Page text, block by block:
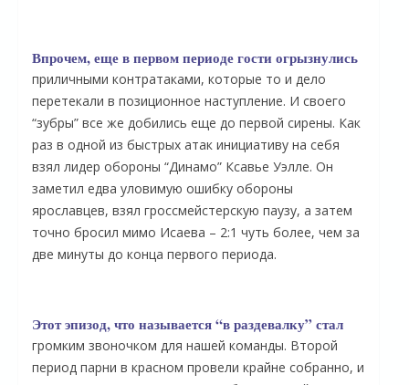
Впрочем, еще в первом периоде гости огрызнулись
приличными контратаками, которые то и дело
перетекали в позиционное наступление. И своего
“зубры” все же добились еще до первой сирены. Как
раз в одной из быстрых атак инициативу на себя
взял лидер обороны “Динамо” Ксавье Уэлле. Он
заметил едва уловимую ошибку обороны
ярославцев, взял гроссмейстерскую паузу, а затем
точно бросил мимо Исаева – 2:1 чуть более, чем за
две минуты до конца первого периода.
Этот эпизод, что называется “в раздевалку” стал
громким звоночком для нашей команды. Второй
период парни в красном провели крайне собранно, и